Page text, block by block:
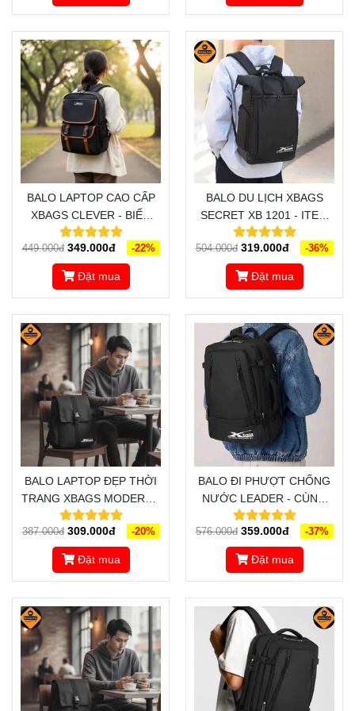
BALO LAPTOP CAO CẤP
XBAGS CLEVER - BIỂU
TƯỢNG THỜI TRANG
TRẺ TRUNG, NĂNG
ĐỘNG, CÁ TÍNH
449.000đ 349.000đ -22%
Đặt mua
BALO DU LỊCH XBAGS
SECRET XB 1201 - ITEM
LÝ TƯỞNG ĐỒNG HÀNH
CÙNG BẠN TRONG MỌI
HÀNH TRÌNH
504.000đ 319.000đ -36%
Đặt mua
BALO LAPTOP ĐẸP THỜI
TRANG XBAGS MODERN -
THIẾT KẾ SÁNG TẠO,
THÔNG MINH, CHỈNH CHU
TRONG TỪNG CHI TIẾT
387.000đ 309.000đ -20%
Đặt mua
BALO ĐI PHƯỢT CHỐNG
NƯỚC LEADER - CÙNG
BẠN CHINH PHỤC MỌI
CUNG ĐƯỜNG
576.000đ 359.000đ -37%
Đặt mua